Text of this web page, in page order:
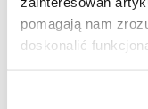
pomagają nam
doskonalić
udziałów
wyjątkowa,
kupowały polskie